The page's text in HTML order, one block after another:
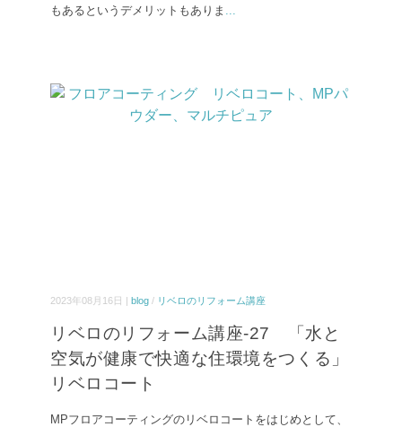
もあるというデメリットもありま ...
2023年08月16日 | blog / リベロのリフォーム講座
リベロのリフォーム講座-27 「水と
空気が健康で快適な住環境をつくる」
リベロコート
MPフロアコーティングのリベロコートをはじめとして、